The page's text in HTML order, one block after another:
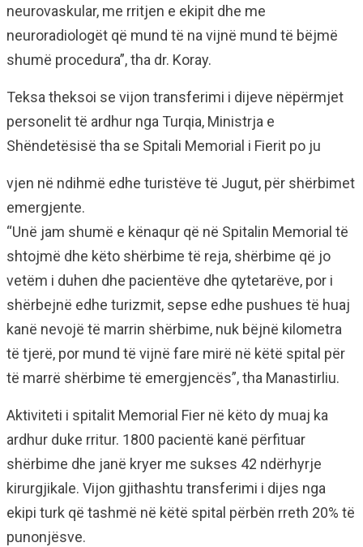
neurovaskular, me rritjen e ekipit dhe me
neuroradiologët që mund të na vijnë mund të bëjmë
shumë procedura”, tha dr. Koray.
Teksa theksoi se vijon transferimi i dijeve nëpërmjet
personelit të ardhur nga Turqia, Ministrja e
Shëndetësisë tha se Spitali Memorial i Fierit po ju
vjen në ndihmë edhe turistëve të Jugut, për shërbimet
emergjente.
“Unë jam shumë e kënaqur që në Spitalin Memorial të
shtojmë dhe këto shërbime të reja, shërbime që jo
vetëm i duhen dhe pacientëve dhe qytetarëve, por i
shërbejnë edhe turizmit, sepse edhe pushues të huaj
kanë nevojë të marrin shërbime, nuk bëjnë kilometra
të tjerë, por mund të vijnë fare mirë në këtë spital për
të marrë shërbime të emergjencës”, tha Manastirliu.
Aktiviteti i spitalit Memorial Fier në këto dy muaj ka
ardhur duke rritur. 1800 pacientë kanë përfituar
shërbime dhe janë kryer me sukses 42 ndërhyrje
kirurgjikale. Vijon gjithashtu transferimi i dijes nga
ekipi turk që tashmë në këtë spital përbën rreth 20% të
punonjësve.